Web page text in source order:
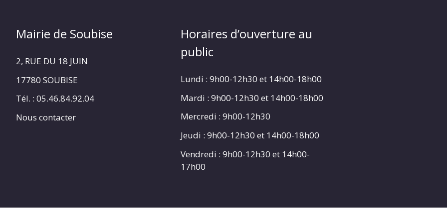
Mairie de Soubise
2, RUE DU 18 JUIN
17780 SOUBISE
Tél. : 05.46.84.92.04
Nous contacter
Horaires d’ouverture au
public
Lundi : 9h00-12h30 et 14h00-18h00
Mardi : 9h00-12h30 et 14h00-18h00
Mercredi : 9h00-12h30
Jeudi : 9h00-12h30 et 14h00-18h00
Vendredi : 9h00-12h30 et 14h00-
17h00